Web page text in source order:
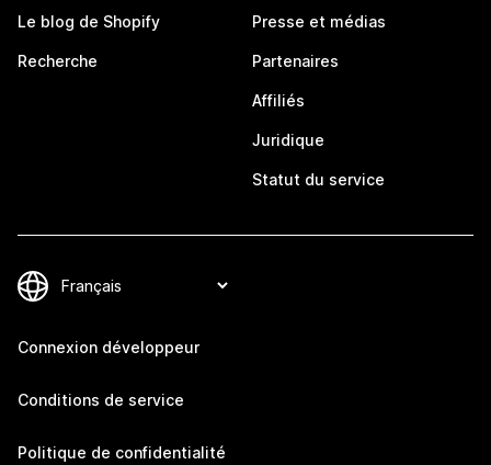
Le blog de Shopify
Recherche
Presse et médias
Partenaires
Affiliés
Juridique
Statut du service
Connexion développeur
Conditions de service
Politique de confidentialité